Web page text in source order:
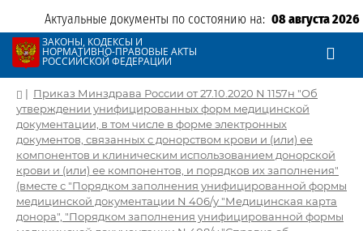
Актуальные документы по состоянию на: 08 августа 2026
ЗАКОНЫ, КОДЕКСЫ И
НОРМАТИВНО-ПРАВОВЫЕ АКТЫ
РОССИЙСКОЙ ФЕДЕРАЦИИ
| Приказ Минздрава России от 27.10.2020 N 1157н "Об
утверждении унифицированных форм медицинской
документации, в том числе в форме электронных
документов, связанных с донорством крови и (или) ее
компонентов и клиническим использованием донорской
крови и (или) ее компонентов, и порядков их заполнения"
(вместе с "Порядком заполнения унифицированной формы
медицинской документации N 406/у "Медицинская карта
донора", "Порядком заполнения унифицированной формы